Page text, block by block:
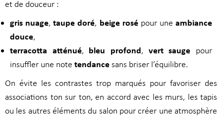
et de douceur :
gris nuage, taupe doré, beige rosé pour une ambiance
douce,
terracotta atténué, bleu profond, vert sauge pour
insuffler une note tendancesans briser l’équilibre.
On évite les contrastes trop marqués pour favoriser des
associations ton sur ton, en accord avec les murs, les tapis
ou les autres éléments du salon pour créer une atmosphère